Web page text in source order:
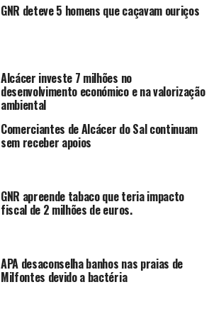
GNR deteve 5 homens que caçavam ouriços
Alcácer investe 7 milhões no
desenvolvimento económico e na valorização
ambiental
Comerciantes de Alcácer do Sal continuam
sem receber apoios
GNR apreende tabaco que teria impacto
fiscal de 2 milhões de euros.
APA desaconselha banhos nas praias de
Milfontes devido a bactéria